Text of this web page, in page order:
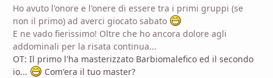
Ho avuto l'onore e l'onere di essere tra i primi gruppi (se
non il primo) ad averci giocato sabato
E ne vado fierissimo! Oltre che ho ancora dolore agli
addominali per la risata continua...
OT: Il primo l'ha masterizzato Barbiomalefico ed il secondo
io...
Com'era il tuo master?